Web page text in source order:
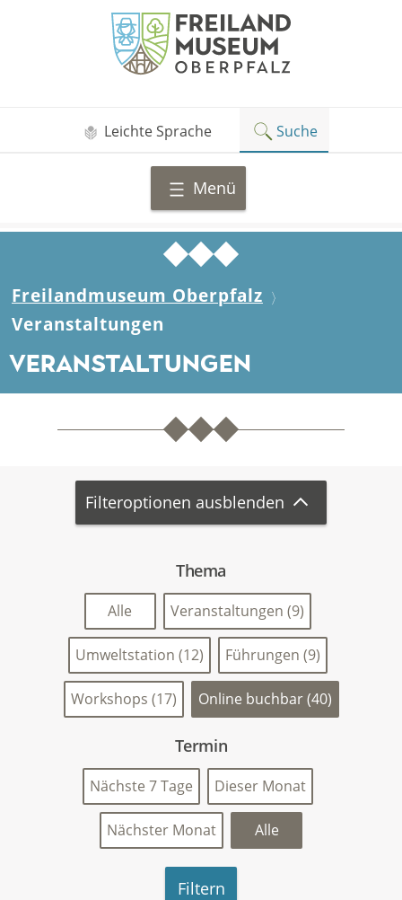
Freilandmuseum
Oberpfalz
Leichte Sprache Suche
Menü
Freilandmuseum Oberpfalz
Veranstaltungen
Veranstaltungen
Filteroptionen ausblenden
Thema
Alle Veranstaltungen (9)
Umweltstation (12) Führungen (9)
Workshops (17) Online buchbar (40)
Termin
Nächste 7 Tage Dieser Monat
Nächster Monat Alle
Filtern